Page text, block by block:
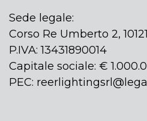
Sede legale:
Corso Re Umberto 2,
P.IVA: 13431890014
Capitale sociale: €
PEC: